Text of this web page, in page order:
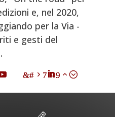
e, nel 2020,
per la Via -
e gesti del